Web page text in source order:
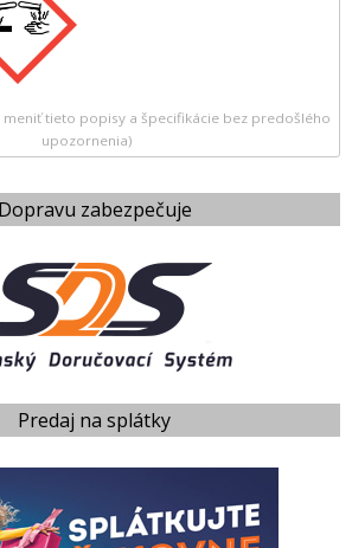
Dopravu zabezpečuje
Predaj na splátky
tieto popisy a špecifikácie bez predošlého
upozornenia)